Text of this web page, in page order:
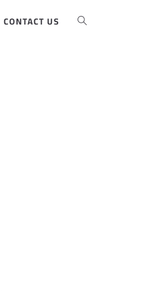
CONTACT US